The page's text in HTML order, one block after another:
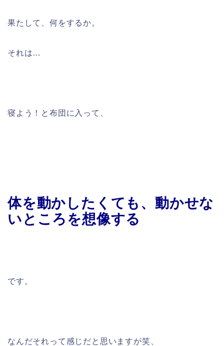
果たして、何をするか。
それは…
寝よう！と布団に入って、
体を動かしたくても、動かせな
いところを想像する
です。
なんだそれって感じだと思いますが笑、